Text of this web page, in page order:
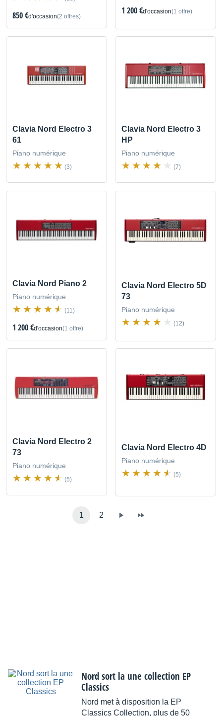
850 €d'occasion(2 offres)
1 200 €d'occasion(1 offre)
Clavia Nord Electro 3
61
Piano numérique
(3)
Clavia Nord Electro 3
HP
Piano numérique
(7)
Clavia Nord Piano 2
Piano numérique
(11)
1 200 €d'occasion(1 offre)
Clavia Nord Electro 5D
73
Piano numérique
(12)
Clavia Nord Electro 2
73
Piano numérique
(5)
Clavia Nord Electro 4D
Piano numérique
(5)
1 2
Nord sort la une collection EP
Classics
Nord met à disposition la EP
Classics Collection, plus de 50